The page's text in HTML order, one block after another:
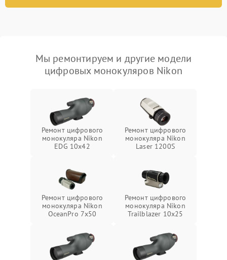
Мы ремонтируем и другие модели
цифровых монокуляров Nikon
Ремонт цифрового
монокуляра Nikon
EDG 10x42
Ремонт цифрового
монокуляра Nikon
Laser 1200S
Ремонт цифрового
монокуляра Nikon
OceanPro 7x50
Ремонт цифрового
монокуляра Nikon
Trailblazer 10x25